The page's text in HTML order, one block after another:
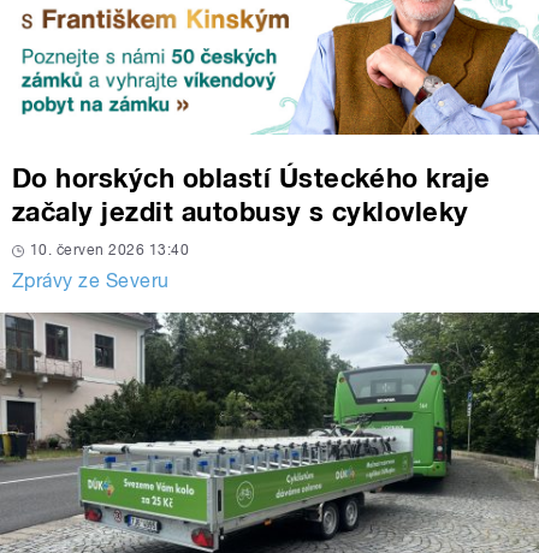
Do horských oblastí Ústeckého kraje
začaly jezdit autobusy s cyklovleky
10. červen 2026 13:40
Zprávy ze Severu